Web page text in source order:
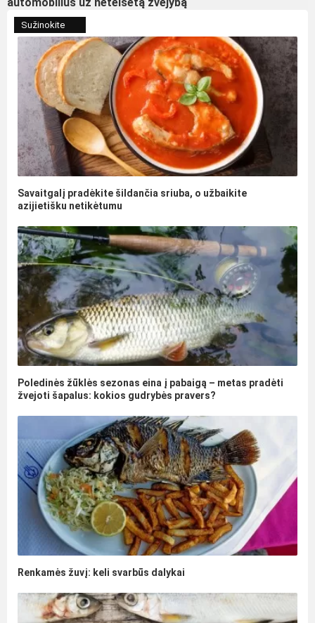
Sužinokite
Savaitgalį pradėkite šildančia sriuba, o užbaikite
azijietišku netikėtumu
Poledinės žūklės sezonas eina į pabaigą – metas pradėti
žvejoti šapalus: kokios gudrybės pravers?
Renkamės žuvį: keli svarbūs dalykai